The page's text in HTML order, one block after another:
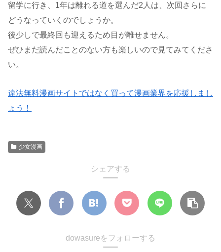
留学に行き、1年は離れる道を選んだ2人は、次回さらに
どうなっていくのでしょうか。
後少しで最終回も迎えるため目が離せません。
ぜひまだ読んだことのない方も楽しいので見てみてくださ
い。
違法無料漫画サイトではなく買って漫画業界を応援しまし
ょう！
少女漫画
シェアする
dowasureをフォローする